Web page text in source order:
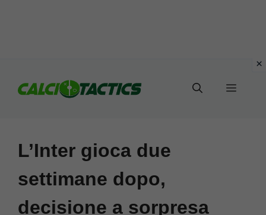
Menu
L’Inter gioca due
settimane dopo,
decisione a sorpresa